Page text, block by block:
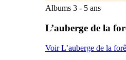
Albums 3 - 5 ans
L’auberge de la
Voir L’auberge de la